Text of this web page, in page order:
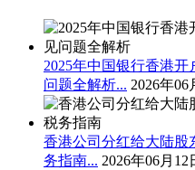
2025年中国银行香港
问题全解析... 2026年06
香港公司分红给大陆股
务指南... 2026年06月12